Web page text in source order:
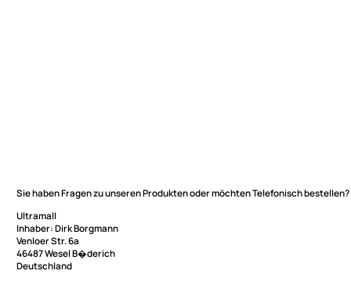
Sie haben Fragen zu unseren Produkten oder möchten Telefonisch